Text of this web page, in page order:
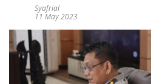
Syafrial
11 May 2023